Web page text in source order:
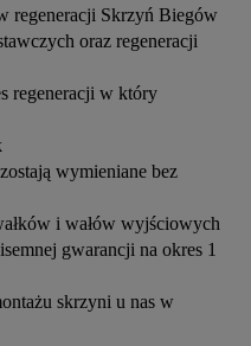
regeneracji Skrzyń Biegów
oraz regeneracji
regeneracji w który
wymieniane bez
i wałów wyjściowych
gwarancji na okres 1
skrzyni u nas w